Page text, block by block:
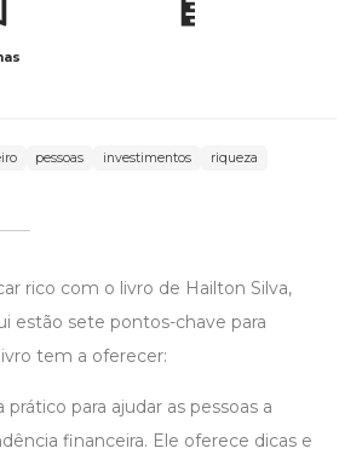
pessoas investimentos riqueza
rico com o livro de Hailton Silva,
estão sete pontos-chave para
tem a oferecer:
prático para ajudar as pessoas a
financeira. Ele oferece dicas e